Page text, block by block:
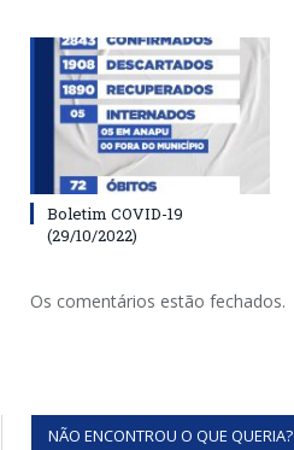
Boletim COVID-19
(29/10/2022)
Os comentários estão fechados.
NÃO ENCONTROU O QUE QUERIA?